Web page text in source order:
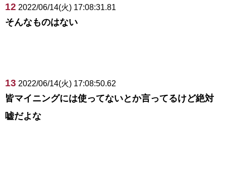
12 2022/06/14(火) 17:08:31.81
そんなものはない
13 2022/06/14(火) 17:08:50.62
皆マイニングには使ってないとか言ってるけど絶対
嘘だよな